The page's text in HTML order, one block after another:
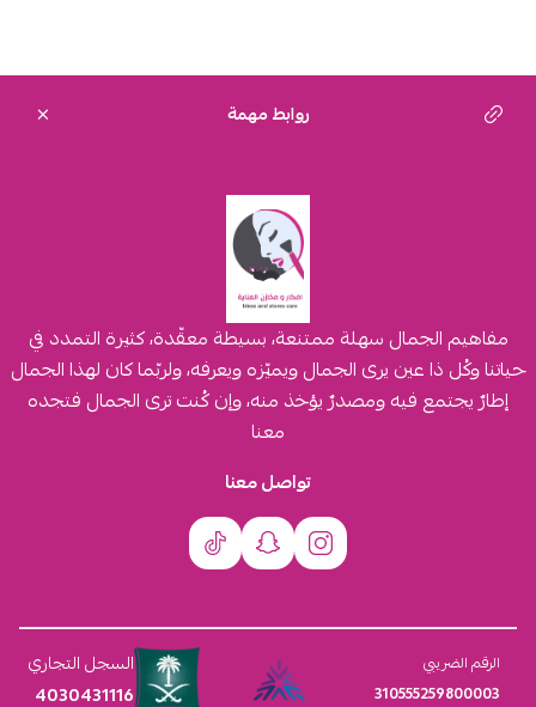
روابط مهمة
مفاهيم الجمال سهلة ممتنعة، بسيطة معقّدة، كثيرة التمدد في
حياتنا وكُل ذا عين يرى الجمال ويميّزه ويعرفه، ولربّما كان لهذا الجمال
إطارٌ يجتمع فيه ومصدرٌ يؤخذ منه، وإن كُنت ترى الجمال فتجده
معنا
تواصل معنا
الرقم الضريبي
310555259800003
السجل التجاري
4030431116